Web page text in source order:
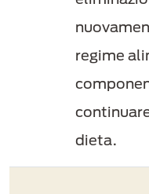
regime
dieta.